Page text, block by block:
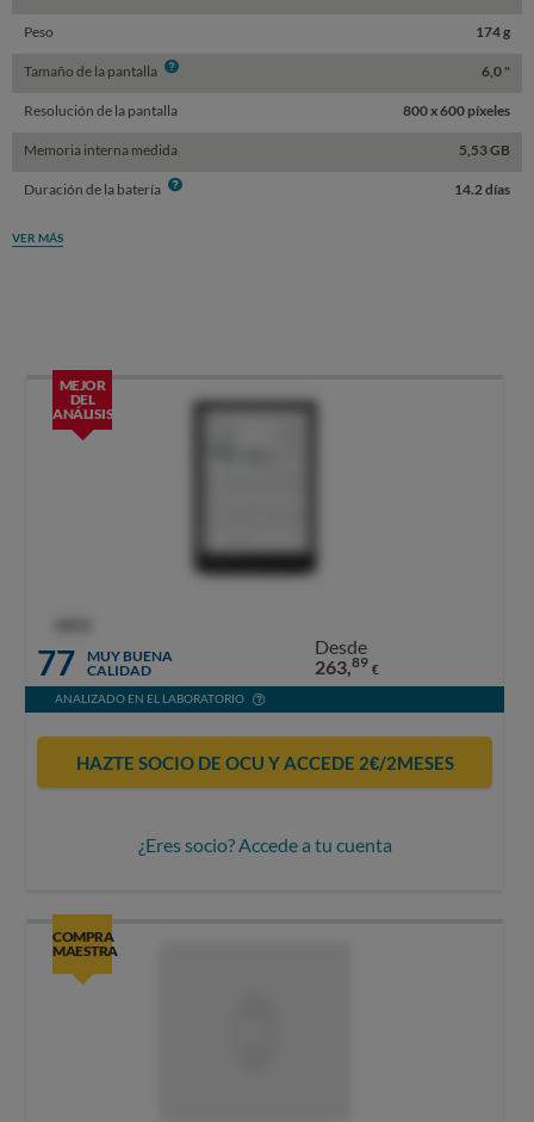
Peso 174 g
Tamaño de la pantalla Info 6,0 "
Resolución de la pantalla 800 x 600 píxeles
Memoria interna medida 5,53 GB
Duración de la batería Info 14.2 días
VER MÁS
MEJOR
DEL
ANÁLISIS
77
MUY BUENA
CALIDAD
Desde
263,89 €
ANALIZADO EN EL LABORATORIO
HAZTE SOCIO DE OCU Y ACCEDE 2€/2MESES
¿Eres socio? Accede a tu cuenta
COMPRA
MAESTRA